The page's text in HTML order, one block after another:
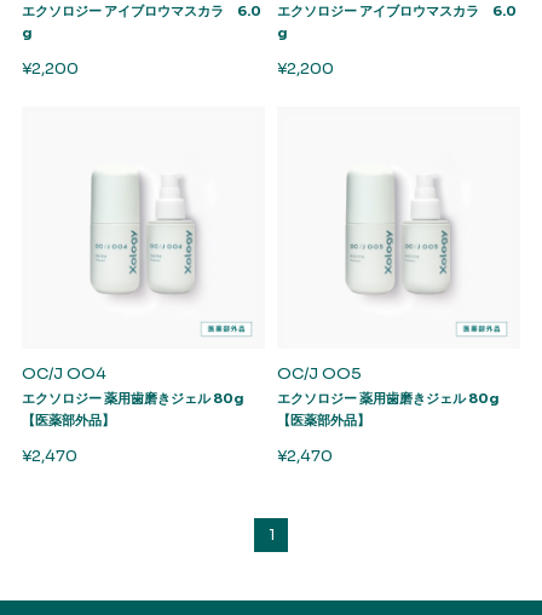
エクソロジー アイブロウマスカラ 6.0
g
¥2,200
エクソロジー アイブロウマスカラ 6.0
g
¥2,200
OC/J OO4
エクソロジー 薬用歯磨きジェル 80g
【医薬部外品】
¥2,470
OC/J OO5
エクソロジー 薬用歯磨きジェル 80g
【医薬部外品】
¥2,470
1